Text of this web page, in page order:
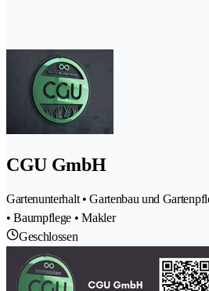
CGU GmbH
Gartenunterhalt • Gartenbau und
• Baumpflege • Makler
Geschlossen